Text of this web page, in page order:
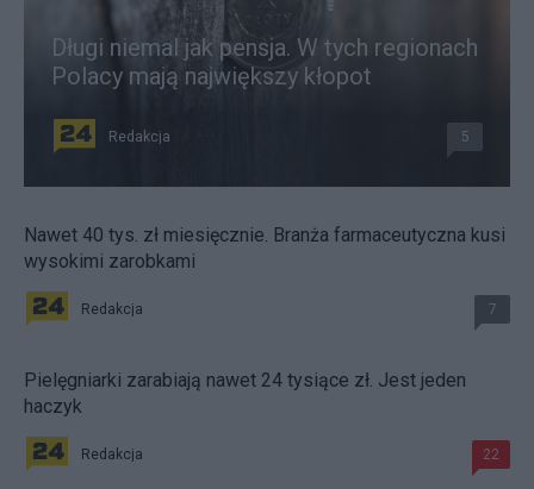
Długi niemal jak pensja. W tych regionach
Polacy mają największy kłopot
Redakcja 5
Nawet 40 tys. zł miesięcznie. Branża farmaceutyczna kusi
wysokimi zarobkami
Redakcja 7
Pielęgniarki zarabiają nawet 24 tysiące zł. Jest jeden
haczyk
Redakcja 22